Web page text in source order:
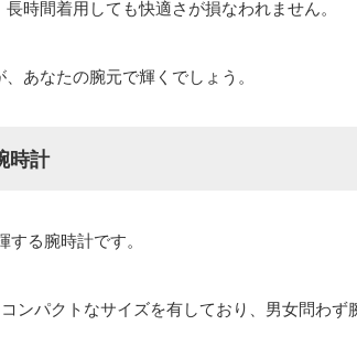
時間着用しても快適さが損なわれません。
あなたの腕元で輝くでしょう。
時計
る腕時計です。
ンパクトなサイズを有しており、男女問わ